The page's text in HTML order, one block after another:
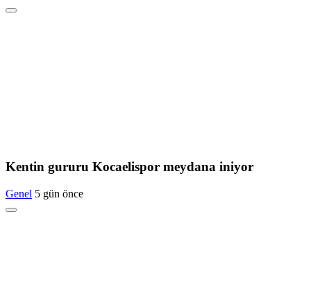
Kentin gururu Kocaelispor meydana iniyor
Genel 5 gün önce